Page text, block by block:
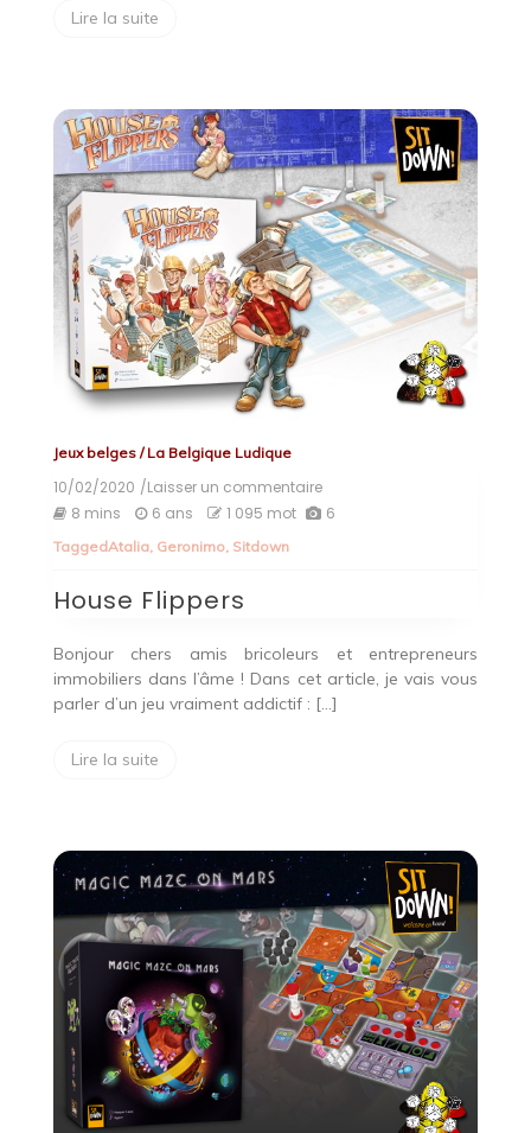
Lire la suite
Jeux belges/La Belgique Ludique
10/02/2020 /Laisser un commentaireon
House
8 mins 6 ans 1 095 mot 6
TaggedAtalia, Geronimo, Sitdown
House Flippers
Bonjour chers amis bricoleurs et entrepreneurs
immobiliers dans l’âme ! Dans cet article, je vais vous
parler d’un jeu vraiment addictif : […]
Lire la suite